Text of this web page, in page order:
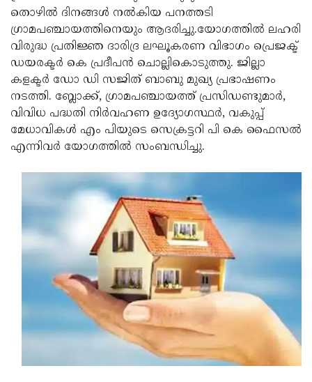
തൊഴില്‍ ദിനങ്ങള്‍ നല്‍കിയ പനത്തടി
ഗ്രാമപഞ്ചായത്തിനെയും ആദരിച്ചു.യോഗത്തില്‍ ലഹരി
വിരുദ്ധ പ്രതിജ്ഞ ദാരിദ്ര ലഘൂകരണ വിഭാഗം പ്രെജക്ട്
ഡയരക്ടര്‍ കെ പ്രദീപന്‍ ചൊല്ലികൊടുത്തു. ജില്ലാ
കളക്ടര്‍ ഡോ ഡി സജിത് ബാബു മുഖ്യ പ്രഭാഷണം
നടത്തി. ബ്ലോക്ക്, ഗ്രാമപഞ്ചായത്ത് പ്രസിഡണ്ടുമാര്‍,
വിവിധ പദ്ധതി നിര്‍വഹണ ഉദ്യോഗസ്ഥര്‍, വകുപ്പ്
മേധാവികള്‍ എം പിയുടെ സെക്രട്ടറി പി കെ ഫൈസല്‍
എന്നിവര്‍ യോഗത്തില്‍ സംബന്ധിച്ചു.